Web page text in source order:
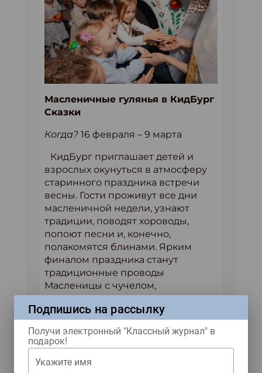
Масленичные гулянья в КидБург
Сказки
Когда? 16 февраля – 9 марта
КидБург приглашает детей и
взрослых окунуться в атмосферу
старинного праздника встречи
весны. Гости проживут все дни
масленичной недели, узнают
традиции, поводят хороводы,
попоют песни и, конечно,
полакомятся блинами. Ярким
финалом праздника станут
традиционные проводы
Масленицы с чучелом,
символизирующим зиму.
Подробнее
23 февраля и 8 марта в КидБург
Подпишись на рассылку
Получи электронный "Классный журнал" в
подарок!
Укажите имя